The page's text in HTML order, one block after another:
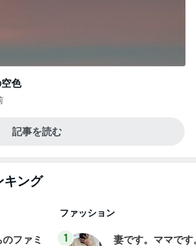
色
記事を読む
キング
のファミ
ファッション
1
妻です。ママです